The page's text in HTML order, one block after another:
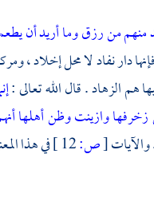
منهم من رزق وما أريد أن
دار نفاد لا محل إخلاد ،
هم الزهاد . قال الله تعالى :
وازينت وظن أهلها أنهم
[ص: في هذا